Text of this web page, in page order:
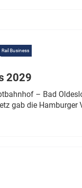
Rail Business
2029
– Bad
gab die